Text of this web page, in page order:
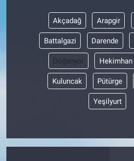
Akçadağ Arapgir
Battalgazi Darende
Doğanyol Hekimhan
Kuluncak Pütürge
Yeşilyurt